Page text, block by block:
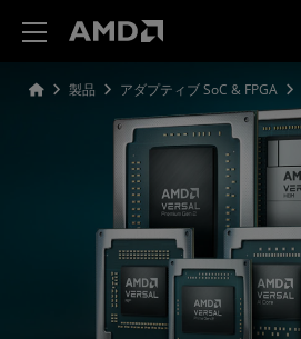
製品 アダプティブ SoC & FPGA